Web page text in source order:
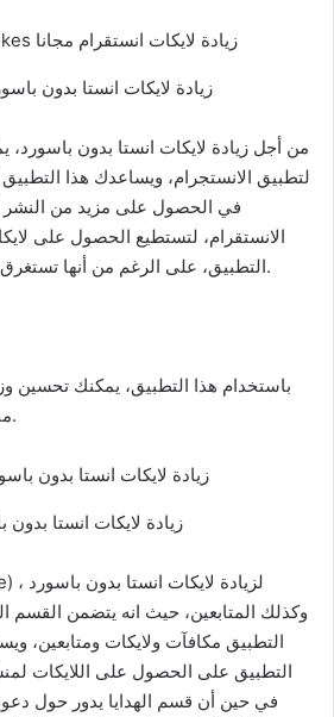
زيادة لايكات انستا بدون
من أجل زيادة لايكات انستا بدون
في الحصول على مزيد من
الانستقرام، لتستطيع الحصول على
التطبيق، على الرغم من أنها تستغرق وقتًا أطول قليلاً للتحميل.
منشوراتك على الانستقرام.
زيادة لايكات انستا بدون
وكذلك المتابعين، حيث انه يتضمن القسم
التطبيق مكافآت ولايكات ومتابعين،
التطبيق على الحصول على اللايكات
في حين أن قسم الهدايا يدور حول